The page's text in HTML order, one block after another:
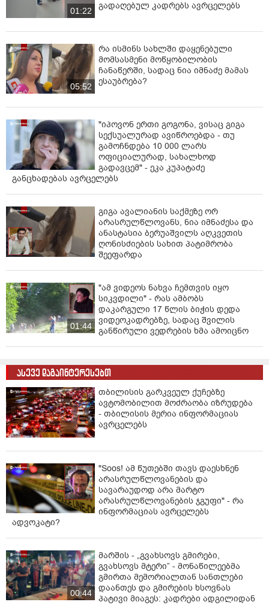
01:22
გადაღებულ კადრებს ავრცელებს
05:52
რა ისმინს სახლში დაყენებული
მომსასმენი მოწყობილობის
ჩანაწერში, სადაც ნია იმნაძე მამას
ესაუბრება?
"იპოვონ ერთი გოგონა, ვისაც გიგა
სექსუალურად ავიწროებდა - თუ
გამოჩნდება 10 000 ლარს
ოფიციალურად, სახალხოდ
გადავცემ" - ეკა კუპატაძე
განცხადებას ავრცელებს
გიგა ავალიანის საქმეზე ორ
არასრულწლოვანს, ნია იმნაძესა და
ანასტასია ბერუაშვილს აღკვეთის
ღონისძიების სახით პატიმრობა
შეეფარდა
01:44
"ამ ვიდეოს ნახვა ჩემთვის იყო
სიკვდილი" - რას ამბობს
დაკარგული 17 წლის ბიჭის დედა
ვიდეოკადრებზე, სადაც შვილის
განწირული ვედრების ხმა ამოიცნო
ასევე დაგაინტერესებთ
თბილისის გარკვეულ ქუჩებზე
ავტომობილით მოძრაობა იზრუდება
- თბილისის მერია ინფორმაციას
ავრცელებს
"Soos! ამ წუთებში თავს დაესხნენ
არასრულწლოვანების და
სავარაუდოდ არა მარტო
არასრულწლოვანების ჯგუფი" - რა
ინფორმაციას ავრცელებს
ადვოკატი?
00:44
მარშის - „გვახსოვს გმირები,
გვახსოვს მტერი” - მონაწილეებმა
გმირთა მემორიალთან სანთლები
დაანთეს და გმირების ხსოვნას
პატივი მიაგეს: კადრები ადგილიდან